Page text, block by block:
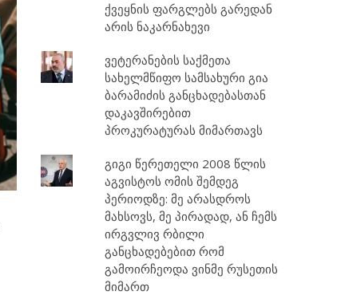
ქვეყნის ფარგლებს გარედან
არის ნაკარნახევი
ვეტერანების საქმეთა
სახელმწიფო სამსახური გია
ბარამიძის განცხადებასთან
დაკავშირებით
პროკურატურას მიმართავს
გიგი წერეთელი 2008 წლის
აგვისტოს ომის შემდეგ
პერიოდზე: მე არასდროს
მახსოვს, მე პირადად, ან ჩემს
ირგვლივ რბილი
განცხადებებით რომ
გამოირჩეოდა ვინმე რუსეთის
მიმართ